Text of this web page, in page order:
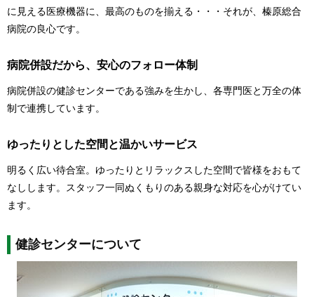
に見える医療機器に、最高のものを揃える・・・それが、榛原総合
病院の良心です。
病院併設だから、安心のフォロー体制
病院併設の健診センターである強みを生かし、各専門医と万全の体
制で連携しています。
ゆったりとした空間と温かいサービス
明るく広い待合室。ゆったりとリラックスした空間で皆様をおもて
なしします。スタッフ一同ぬくもりのある親身な対応を心がけてい
ます。
健診センターについて